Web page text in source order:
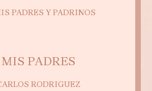
PADRES Y PADRINOS
MIS PADRES
RODRIGUEZ